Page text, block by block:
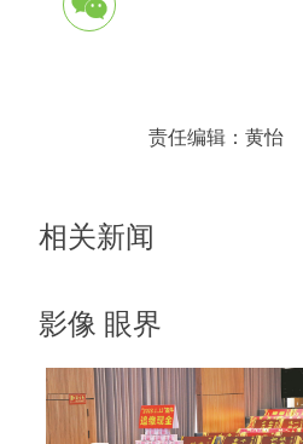
责任编辑： 黄怡
相关新闻
影像 眼界